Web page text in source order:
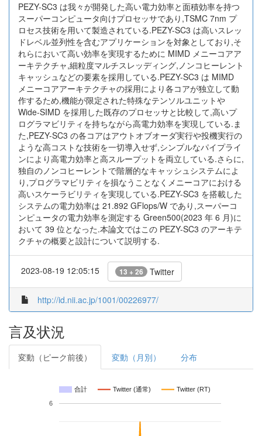
PEZY-SC3 は我々が開発した高い電力効率と面積効率を持つ
スーパーコンピュータ向けプロセッサであり,TSMC 7nm プ
ロセス技術を用いて製造されている.PEZY-SC3 は高いスレッ
ドレベル並列性を含むアプリケーションを対象としており,そ
れらにおいて高い効率を実現するために MIMD メニーコアア
ーキテクチャ,細粒度マルチスレッディング,ノンコヒーレント
キャッシュなどの要素を採用している.PEZY-SC3 は MIMD
メニーコアアーキテクチャの採用により各コアが独立して動
作するため,機能が限定された特殊なテンソルユニットや
Wide-SIMD を採用した既存のプロセッサと比較して,高いプ
ログラマビリティを持ちながら高電力効率を実現している.ま
た,PEZY-SC3 の各コアはアウトオブオーダ実行や投機実行の
ような高コストな技術を一切導入せず,シンプルなパイプライ
ンにより高電力効率と高スループットを両立している.さらに,
独自のノンコヒーレントで階層的なキャッシュシステムによ
り,プログラマビリティを損なうことなくメニーコアにおける
高いスケーラビリティを実現している.PEZY-SC3 を搭載した
システムの電力効率は 21.892 GFlops/W であり,スーパーコ
ンピュータの電力効率を測定する Green500(2023 年 6 月)に
おいて 39 位となった.本論文ではこの PEZY-SC3 のアーキテ
クチャの概要と設計について説明する.
2023-08-19 12:05:15 13 + 26 Twitter
http://id.nii.ac.jp/1001/00226977/
言及状況
変動（ピーク前後） 変動（月別） 分布
合計 Twitter (通常) Twitter (RT)
6